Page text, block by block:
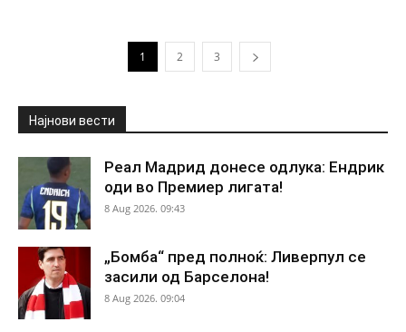
1 2 3
Најнови вести
Реал Мадрид донесе одлука: Ендрик
оди во Премиер лигата!
8 Aug 2026. 09:43
„Бомба“ пред полноќ: Ливерпул се
засили од Барселона!
8 Aug 2026. 09:04